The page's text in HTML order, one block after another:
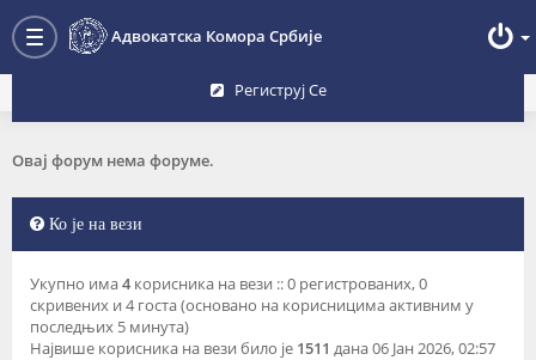
Toggle
Адвокатска Комора Србије
Преглед форума
Региструј Се
Овај форум нема форуме.
Ко је на вези
Укупно има4корисника на вези :: 0 регистрованих, 0
скривених и 4 госта (основано на корисницима активним у
последњих 5 минута)
Највише корисника на вези било је 1511 дана 06 Јан 2026, 02:57